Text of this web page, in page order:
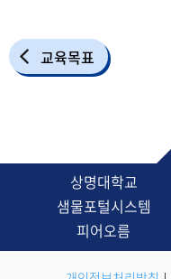
교육목표
상명대학교
샘물포털시스템
피어오름